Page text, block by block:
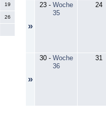
19
26
»
23- Woche
35
24
»
30- Woche
36
31